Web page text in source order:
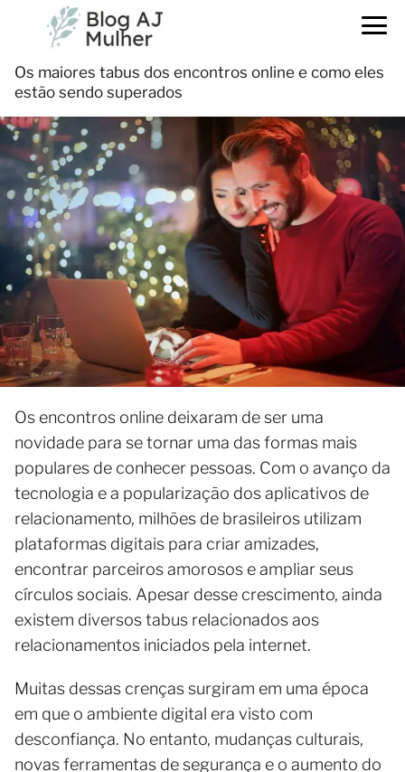
Os maiores tabus dos encontros online e como eles
estão sendo superados
Os encontros online deixaram de ser uma
novidade para se tornar uma das formas mais
populares de conhecer pessoas. Com o avanço da
tecnologia e a popularização dos aplicativos de
relacionamento, milhões de brasileiros utilizam
plataformas digitais para criar amizades,
encontrar parceiros amorosos e ampliar seus
círculos sociais. Apesar desse crescimento, ainda
existem diversos tabus relacionados aos
relacionamentos iniciados pela internet.
Muitas dessas crenças surgiram em uma época
em que o ambiente digital era visto com
desconfiança. No entanto, mudanças culturais,
novas ferramentas de segurança e o aumento do